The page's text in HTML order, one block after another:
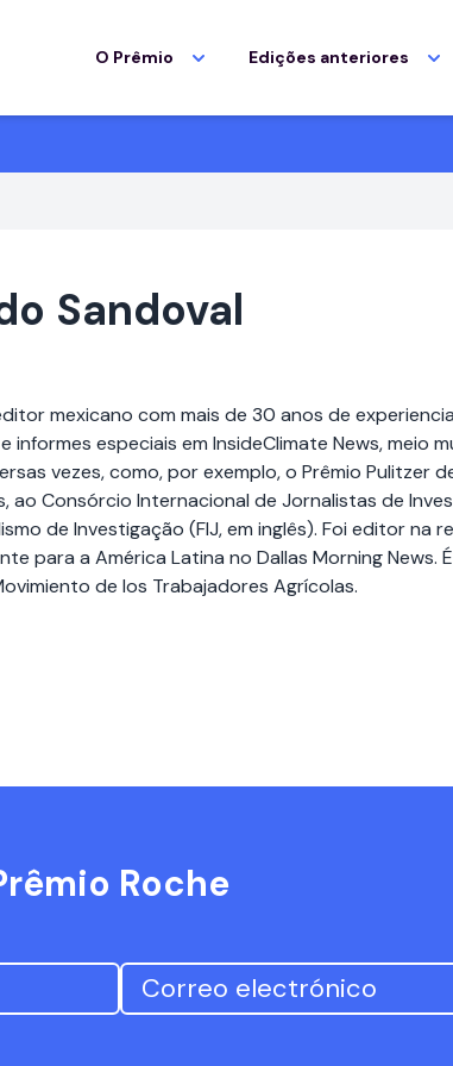
O Prêmio Edições anteriores
Sandoval
mexicano com mais de 30 anos de
informes especiais em InsideClimate News, meio
vezes, como, por exemplo, o Prêmio Pulitzer
ao Consórcio Internacional de Jornalistas de
de Investigação (FIJ, em inglês). Foi editor na
para a América Latina no Dallas Morning News.
de los Trabajadores Agrícolas.
Roche